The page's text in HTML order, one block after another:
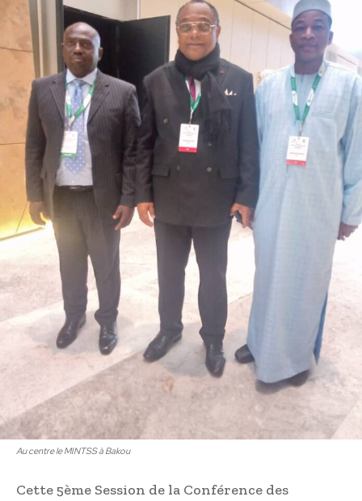
Au centre le MINTSS à Bakou
Cette 5ème Session de la Conférence des